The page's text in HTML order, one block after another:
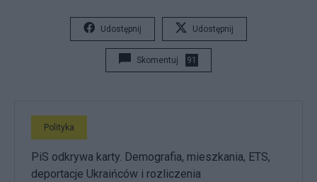
Udostępnij Udostępnij
Skomentuj 91
Polityka
PiS odkrywa karty. Demografia, mieszkania, ETS,
deportacje Ukraińców i rozliczenia